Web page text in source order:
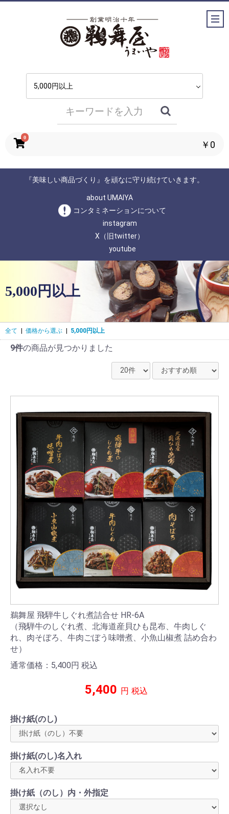
0
￥0
『美味しい商品づくり』を頑なに守り続けていきます。
about UMAIYA
コンタミネーションについて
instagram
X（旧twitter）
youtube
5,000円以上
全て 価格から選ぶ 5,000円以上
9件の商品が見つかりました
鵜舞屋 飛騨牛しぐれ煮詰合せ HR-6A
（飛騨牛のしぐれ煮、北海道産貝ひも昆布、牛肉しぐ
れ、肉そぼろ、牛肉ごぼう味噌煮、小魚山椒煮 詰め合わ
せ）
通常価格：5,400円 税込
5,400 円 税込
掛け紙(のし)
掛け紙(のし)名入れ
掛け紙（のし）内・外指定